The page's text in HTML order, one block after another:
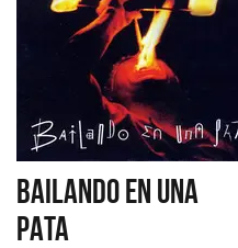
BAILANDO EN UNA
PATA